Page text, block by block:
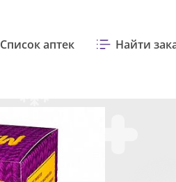
Список аптек Найти